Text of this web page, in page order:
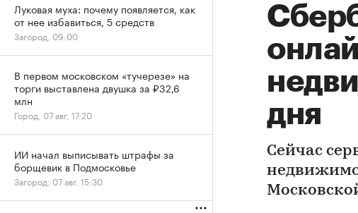
дня
Сейчас
Луковая муха: почему появляется, как
от нее избавиться, 5 средств
Загород, 09:00
В первом московском «тучерезе» на
торги выставлена двушка за ₽32,6
млн
Город, 07 авг, 17:20
ИИ начал выписывать штрафы за
борщевик в Подмосковье
Загород, 07 авг, 15:30